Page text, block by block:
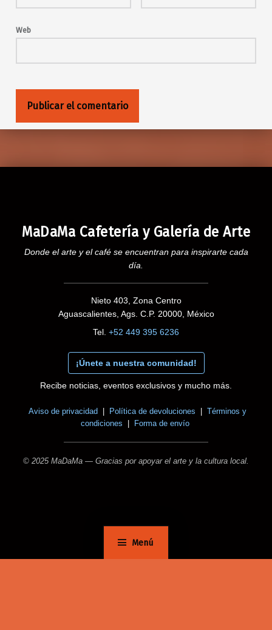
Menú
Web
MaDaMa Cafetería y Galería de Arte
Donde el arte y el café se encuentran para inspirarte cada
día.
Nieto 403, Zona Centro
Aguascalientes, Ags. C.P. 20000, México
Tel. +52 449 395 6236
¡Únete a nuestra comunidad!
Recibe noticias, eventos exclusivos y mucho más.
Aviso de privacidad Política de devoluciones
Términos y
condiciones
Forma de envío
© 2025 MaDaMa — Gracias por apoyar el arte y la cultura local.